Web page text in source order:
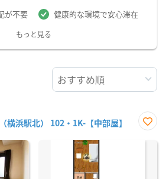
が不要 健康的な環境で安心滞在
もっと見る
横浜駅北） 102・1K-【中部屋】
に入